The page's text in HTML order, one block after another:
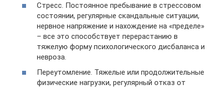
Стресс. Постоянное пребывание в стрессовом
состоянии, регулярные скандальные ситуации,
нервное напряжение и нахождение на «пределе»
– все это способствует перерастанию в
тяжелую форму психологического дисбаланса и
невроза.
Переутомление. Тяжелые или продолжительные
физические нагрузки, регулярный отказ от